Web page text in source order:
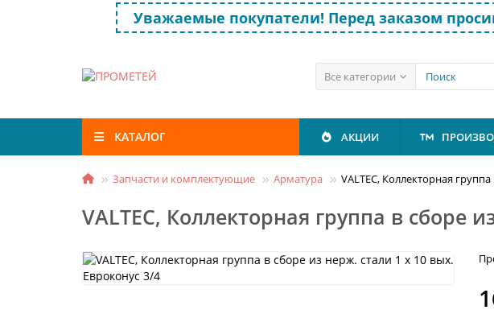
Уважаемые покупатели! Перед заказом
Все категории
КАТАЛОГ АКЦИИ
Запчасти и комплектующие Арматура VALTEC, Коллекторная
VALTEC, Коллекторная группа в сборе